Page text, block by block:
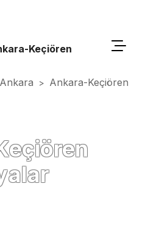
Keçiören
Ankara > Ankara-Keçiören